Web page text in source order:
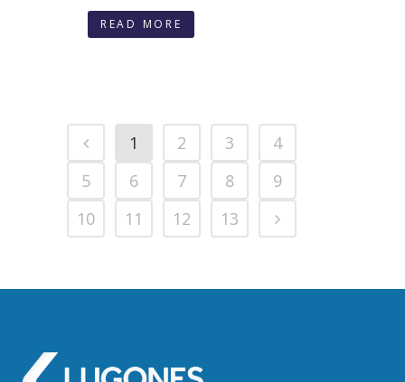
READ MORE
1 2 3
4
5
6 7 8
9
10
11 12 13